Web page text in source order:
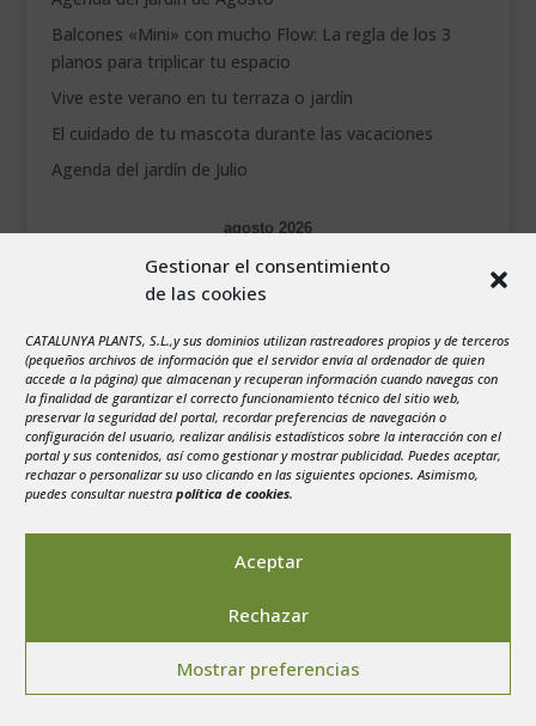
Gestionar el consentimiento
de las cookies
CATALUNYA PLANTS, S.L.,y sus dominios utilizan rastreadores propios y de terceros
(pequeños archivos de información que el servidor envía al ordenador de quien
accede a la página) que almacenan y recuperan información cuando navegas con
la finalidad de garantizar el correcto funcionamiento técnico del sitio web,
preservar la seguridad del portal, recordar preferencias de navegación o
configuración del usuario, realizar análisis estadísticos sobre la interacción con el
portal y sus contenidos, así como gestionar y mostrar publicidad. Puedes aceptar,
rechazar o personalizar su uso clicando en las siguientes opciones. Asimismo,
puedes consultar nuestra política de cookies.
Aceptar
Rechazar
Mostrar preferencias
MASCOTAS
DECORACIÓN
HORARIO GARDEN
CONTACTAR
BLOG
___________________________
VEURE EN CATALÀ
Balcones «Mini» con mucho Flow: La regla de los 3
planos para triplicar tu espacio
Vive este verano en tu terraza o jardín
El cuidado de tu mascota durante las vacaciones
Agenda del jardín de Julio
agosto 2026
X J
10
11 12 13 14 15
16
17
18 19 20 21 22
23
24
25 26 27 28 29
30
31
« Jul
Aviso legal-Política de privacidad-Politica de
Cookies